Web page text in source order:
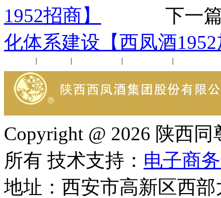
1952招商】
下一篇
化体系建设【西凤酒
| | | |
Copyright @ 2026 陕西
所有 技术支持： 电子商
地址：西安市高新区西